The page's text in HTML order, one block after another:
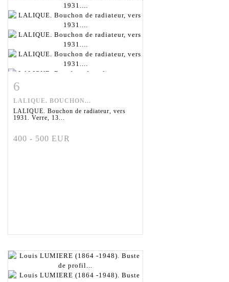
6
LALIQUE. BOUCHON...
LALIQUE. Bouchon de radiateur, vers
1931. Verre, 13...
400 - 500 EUR